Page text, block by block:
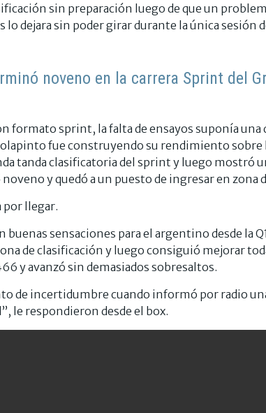
sin preparación luego de que un
lo dejara sin poder girar durante la única sesión
noveno en la carrera Sprint del
formato sprint, la falta de ensayos suponía una
fue construyendo su rendimiento sobre
tanda clasificatoria del sprint y luego mostró
y quedó a un puesto de ingresar en zona
por llegar.
buenas sensaciones para el argentino desde la
de clasificación y luego consiguió mejorar
y avanzó sin demasiados sobresaltos.
de incertidumbre cuando informó por radio
le respondieron desde el box.